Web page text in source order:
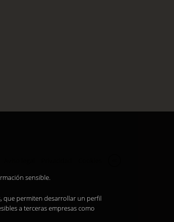
sensible.
que permiten desarrollar un perfil
a terceras empresas como